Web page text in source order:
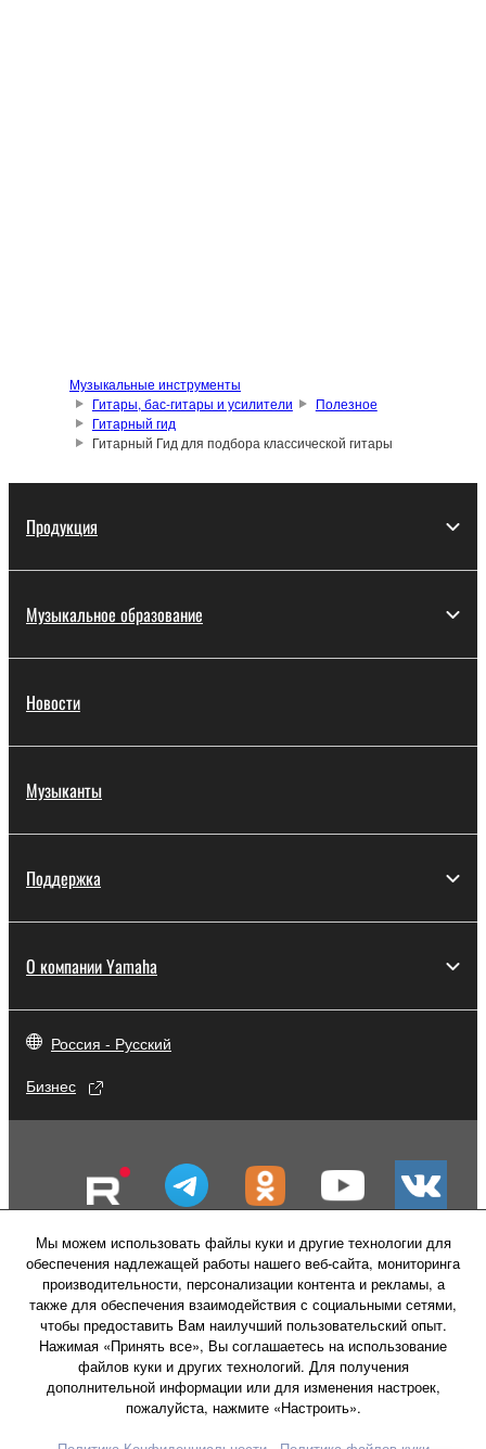
Музыкальные инструменты
Гитары, бас-гитары и усилители
Полезное
Гитарный гид
Гитарный Гид для подбора классической гитары
Продукция
Музыкальное образование
Новости
Музыканты
Поддержка
О компании Yamaha
Россия - Русский
Бизнес
Мы можем использовать файлы куки и другие технологии для
обеспечения надлежащей работы нашего веб-сайта, мониторинга
производительности, персонализации контента и рекламы, а
также для обеспечения взаимодействия с социальными сетями,
чтобы предоставить Вам наилучший пользовательский опыт.
Нажимая «Принять все», Вы соглашаетесь на использование
файлов куки и других технологий. Для получения
дополнительной информации или для изменения настроек,
пожалуйста, нажмите «Настроить».
Свяжитесь с намиУсловия использования
Политика конфиденциальности